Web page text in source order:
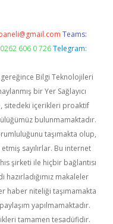
Teams:
606 0 726 Telegram:
gereğince Bilgi Teknolojileri
bir Yer Sağlayıcı
sitedeki içerikleri proaktif
bulunmamaktadır.
taşımakta olup,
sayılırlar. Bu internet
şirketi ile hiçbir bağlantısı
makaleler
haber niteliği taşımamakta
yapılmamaktadır.
tamamen tesadüfidir.